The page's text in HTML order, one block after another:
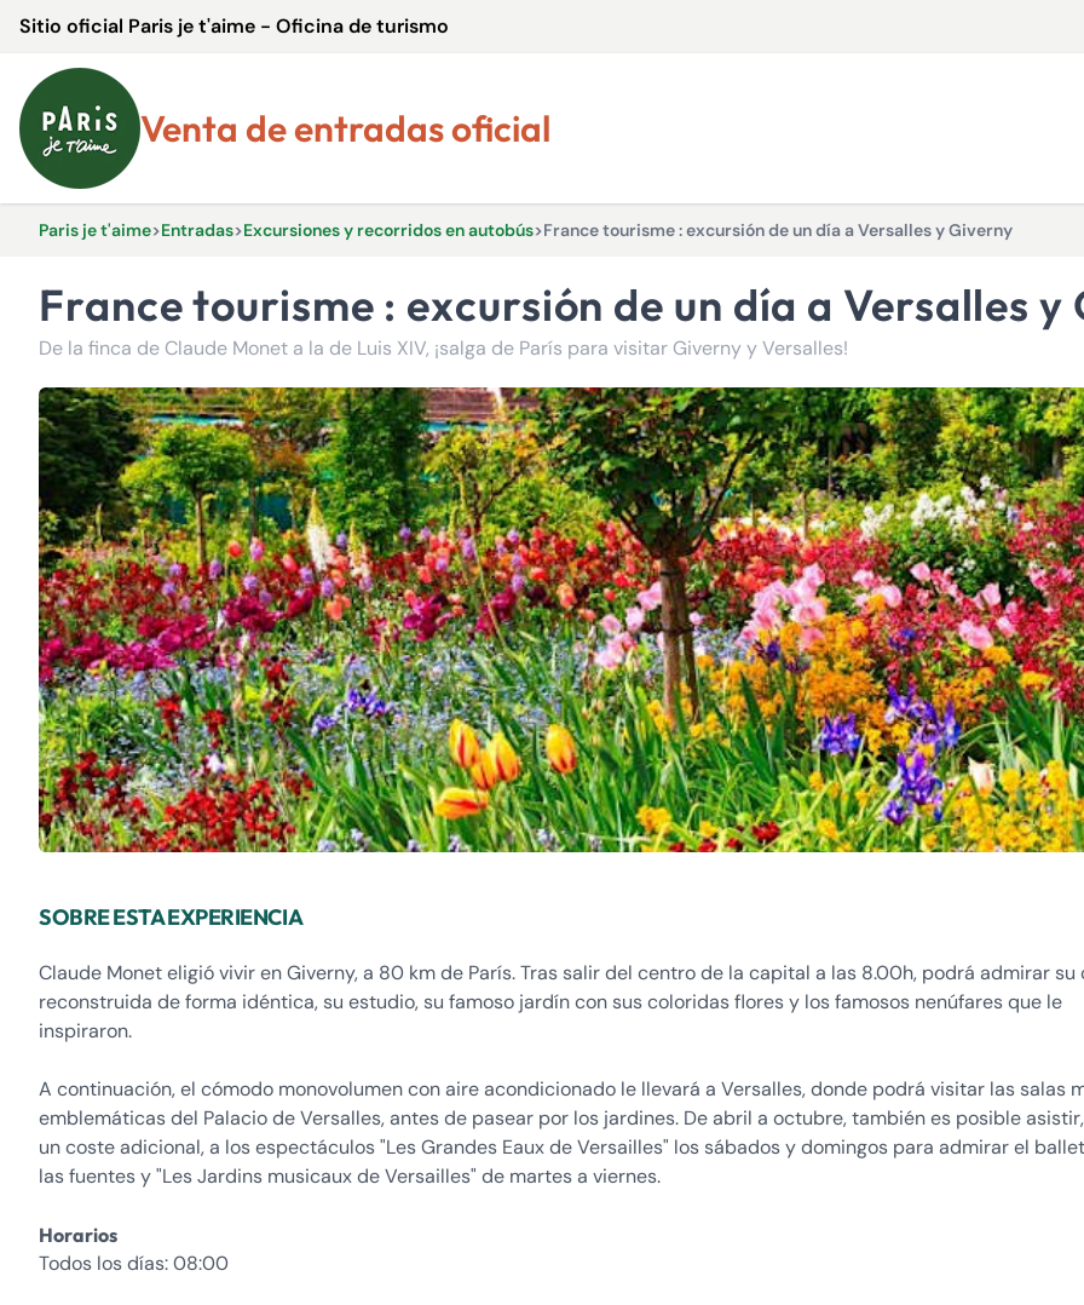
Sitio oficial Paris je t'aime - Oficina de turismo
Venta de entradas oficial
Paris je t'aime>Entradas>Excursiones y recorridos en autobús>France tourisme : excursión de un día a Versalles y Giverny
France tourisme : excursión de un día a Versalles y
De la finca de Claude Monet a la de Luis XIV, ¡salga de París para visitar Giverny y Versalles!
SOBRE ESTA EXPERIENCIA
Claude Monet eligió vivir en Giverny, a 80 km de París. Tras salir del centro de la capital a las 8.00h, podrá admirar su
reconstruida de forma idéntica, su estudio, su famoso jardín con sus coloridas flores y los famosos nenúfares que le
inspiraron.
A continuación, el cómodo monovolumen con aire acondicionado le llevará a Versalles, donde podrá visitar las salas
emblemáticas del Palacio de Versalles, antes de pasear por los jardines. De abril a octubre, también es posible
un coste adicional, a los espectáculos "Les Grandes Eaux de Versailles" los sábados y domingos para admirar el
las fuentes y "Les Jardins musicaux de Versailles" de martes a viernes.
Horarios
Todos los días: 08:00